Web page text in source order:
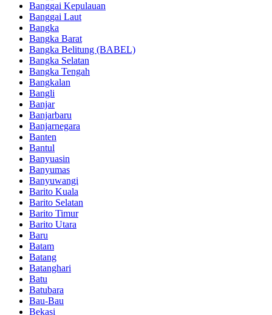
Banggai Kepulauan
Banggai Laut
Bangka
Bangka Barat
Bangka Belitung (BABEL)
Bangka Selatan
Bangka Tengah
Bangkalan
Bangli
Banjar
Banjarbaru
Banjarnegara
Banten
Bantul
Banyuasin
Banyumas
Banyuwangi
Barito Kuala
Barito Selatan
Barito Timur
Barito Utara
Baru
Batam
Batang
Batanghari
Batu
Batubara
Bau-Bau
Bekasi